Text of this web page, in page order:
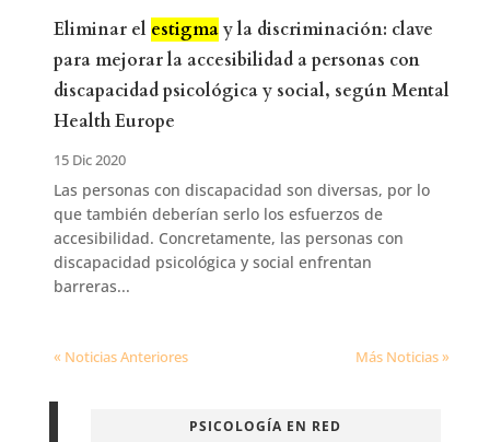
Eliminar el estigmay la discriminación: clave
para mejorar la accesibilidad a personas con
discapacidad psicológica y social, según Mental
Health Europe
15 Dic 2020
Las personas con discapacidad son diversas, por lo
que también deberían serlo los esfuerzos de
accesibilidad. Concretamente, las personas con
discapacidad psicológica y social enfrentan
barreras...
« Noticias Anteriores Más Noticias »
PSICOLOGÍA EN RED